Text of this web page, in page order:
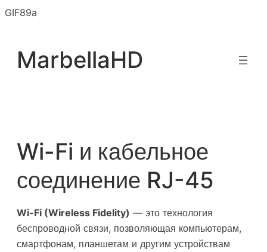
GIF89a
MarbellaHD
Wi-Fi и кабельное
соединение RJ-45
Wi-Fi (Wireless Fidelity) — это технология
беспроводной связи, позволяющая компьютерам,
смартфонам, планшетам и другим устройствам